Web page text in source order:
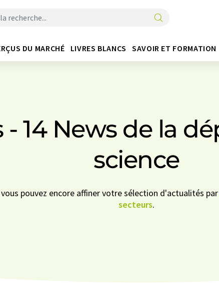
DU MARCHÉ LIVRES BLANCS SAVOIR ET FORMATION
- 14 News de la
science
vous pouvez encore affiner votre sélection d'actualités par
secteurs.